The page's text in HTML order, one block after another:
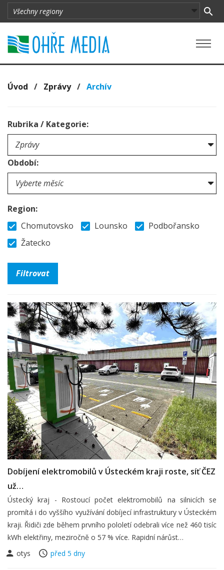
Úvod / Zprávy/ Archív
Rubrika / Kategorie:
Období:
Region:
Chomutovsko
Lounsko
Podbořansko
Žatecko
Dobíjení elektromobilů v Ústeckém kraji roste, síť ČEZ
už…
Ústecký kraj - Rostoucí počet elektromobilů na silnicích se
promítá i do vyššího využívání dobíjecí infrastruktury v Ústeckém
kraji. Řidiči zde během prvního pololetí odebrali více než 460 tisíc
kWh elektřiny, meziročně o 57 % více. Rapidní nárůst…
otys
před 5 dny